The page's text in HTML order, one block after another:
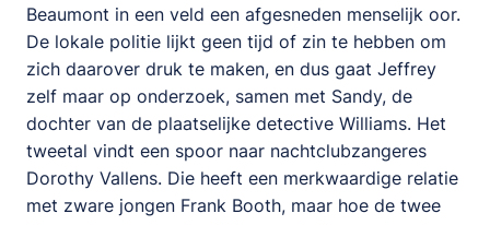
Beaumont in een veld een afgesneden menselijk oor.
De lokale politie lijkt geen tijd of zin te hebben om
zich daarover druk te maken, en dus gaat Jeffrey
zelf maar op onderzoek, samen met Sandy, de
dochter van de plaatselijke detective Williams. Het
tweetal vindt een spoor naar nachtclubzangeres
Dorothy Vallens. Die heeft een merkwaardige relatie
met zware jongen Frank Booth, maar hoe de twee